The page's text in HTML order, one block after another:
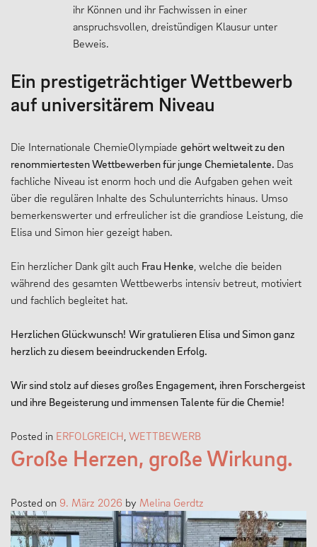
ihr Können und ihr Fachwissen in einer
anspruchsvollen, dreistündigen Klausur unter
Beweis.
Ein prestigeträchtiger Wettbewerb
auf universitärem Niveau
Die Internationale ChemieOlympiade gehört weltweit zu den
renommiertesten Wettbewerben für junge Chemietalente. Das
fachliche Niveau ist enorm hoch und die Aufgaben gehen weit
über die regulären Inhalte des Schulunterrichts hinaus. Umso
bemerkenswerter und erfreulicher ist die grandiose Leistung, die
Elisa und Simon hier gezeigt haben.
Ein herzlicher Dank gilt auch Frau Henke , welche die beiden
während des gesamten Wettbewerbs intensiv betreut, motiviert
und fachlich begleitet hat.
Herzlichen Glückwunsch! Wir gratulieren Elisa und Simon ganz
herzlich zu diesem beeindruckenden Erfolg.
Wir sind stolz auf dieses großes Engagement, ihren Forschergeist
und ihre Begeisterung und immensen Talente für die Chemie!
Posted in ERFOLGREICH WETTBEWERB
Große Herzen, große Wirkung.
Posted on 9. März 2026 by Melina Gerdtz